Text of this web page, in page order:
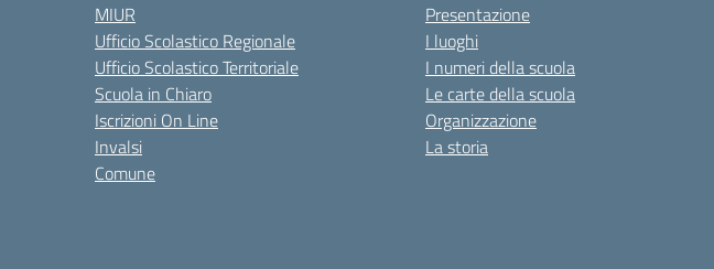
MIUR
Ufficio Scolastico Regionale
Ufficio Scolastico Territoriale
Scuola in Chiaro
Iscrizioni On Line
Invalsi
Comune
Presentazione
I luoghi
I numeri della scuola
Le carte della scuola
Organizzazione
La storia